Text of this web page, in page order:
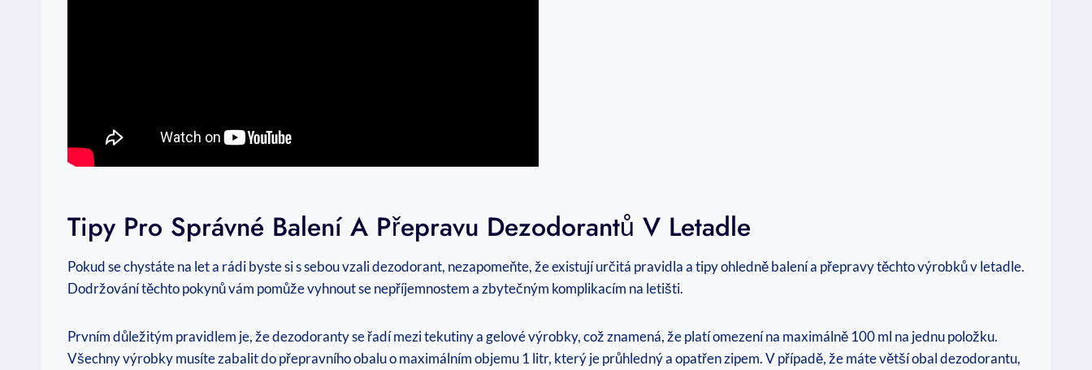
Tipy Pro Správné Balení A Přepravu Dezodorantů V Letadle
Pokud se chystáte na let a rádi byste si s sebou vzali dezodorant, nezapomeňte, že existují​ určitá pravidla a tipy ohledně balení ⁣a přepravy těchto ⁢výrobků v‌ letadle.
Dodržování‍ těchto pokynů ‍vám pomůže vyhnout⁢ se nepříjemnostem a ​zbytečným ⁢komplikacím na letišti.
Prvním důležitým pravidlem je, že ⁤dezodoranty se řadí mezi tekutiny a gelové výrobky, což znamená, že platí⁤ omezení na maximálně 100 ml na ⁢jednu položku.
‍Všechny výrobky ⁢musíte ‌zabalit do⁤ přepravního obalu o maximálním ​objemu 1 ‍litr, který je průhledný a opatřen zipem. V případě, že⁤ máte větší obal dezodorantu,